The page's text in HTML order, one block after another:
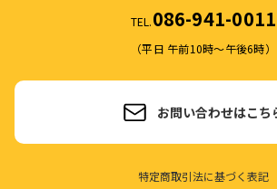
TEL.086-941-0011
（平日 午前10時～午後6時）
お問い合わせはこち
特定商取引法に基づく表記